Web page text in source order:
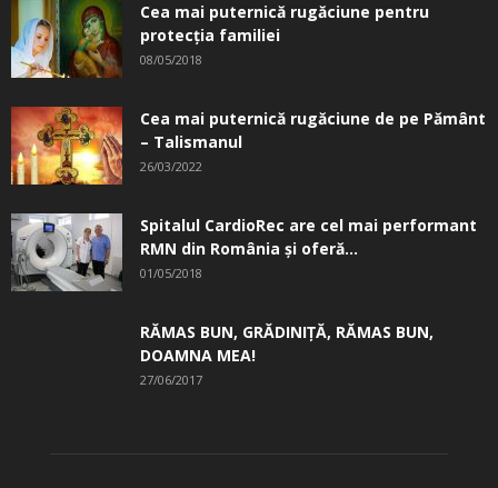
Cea mai puternică rugăciune pentru
protecția familiei
08/05/2018
Cea mai puternică rugăciune de pe Pământ
– Talismanul
26/03/2022
Spitalul CardioRec are cel mai performant
RMN din România și oferă...
01/05/2018
RĂMAS BUN, GRĂDINIŢĂ, ­RĂMAS BUN,
DOAMNA MEA!
27/06/2017